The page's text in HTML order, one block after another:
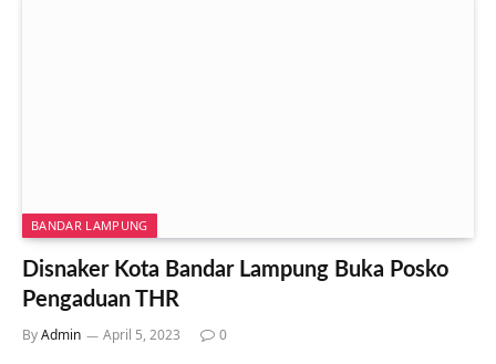
BANDAR LAMPUNG
Disnaker Kota Bandar Lampung Buka Posko
Pengaduan THR
ByAdmin April 5, 2023 0